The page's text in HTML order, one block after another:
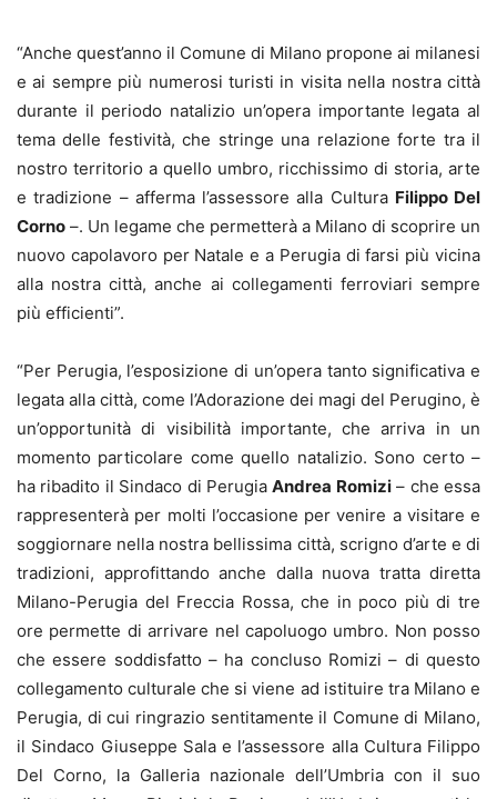
“Anche quest’anno il Comune di Milano propone ai milanesi
e ai sempre più numerosi turisti in visita nella nostra città
durante il periodo natalizio un’opera importante legata al
tema delle festività, che stringe una relazione forte tra il
nostro territorio a quello umbro, ricchissimo di storia, arte
e tradizione – afferma l’assessore alla Cultura Filippo Del
Corno –. Un legame che permetterà a Milano di scoprire un
nuovo capolavoro per Natale e a Perugia di farsi più vicina
alla nostra città, anche ai collegamenti ferroviari sempre
più efficienti”.
“Per Perugia, l’esposizione di un’opera tanto significativa e
legata alla città, come l’Adorazione dei magi del Perugino, è
un’opportunità di visibilità importante, che arriva in un
momento particolare come quello natalizio. Sono certo –
ha ribadito il Sindaco di PerugiaAndrea Romizi– che essa
rappresenterà per molti l’occasione per venire a visitare e
soggiornare nella nostra bellissima città, scrigno d’arte e di
tradizioni, approfittando anche dalla nuova tratta diretta
Milano-Perugia del Freccia Rossa, che in poco più di tre
ore permette di arrivare nel capoluogo umbro. Non posso
che essere soddisfatto – ha concluso Romizi – di questo
collegamento culturale che si viene ad istituire tra Milano e
Perugia, di cui ringrazio sentitamente il Comune di Milano,
il Sindaco Giuseppe Sala e l’assessore alla Cultura Filippo
Del Corno, la Galleria nazionale dell’Umbria con il suo